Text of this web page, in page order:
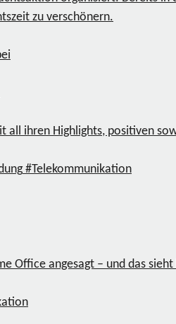
zu verschönern.
all ihren Highlights, positiven
#Telekommunikation
Office angesagt – und das